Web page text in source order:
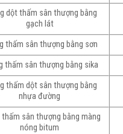
dột thấm sân thượng bằng
gạch lát
thấm sân thượng bằng sơn
thấm sân thượng bằng sika
thấm dột sân thượng bằng
nhựa đường
thấm sân thượng bằng màng
nóng bitum